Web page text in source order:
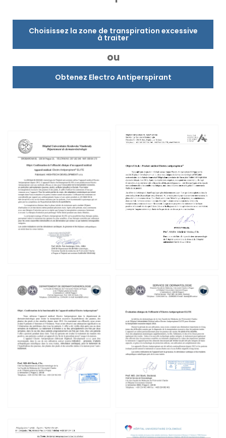
Choisissez la zone de transpiration excessive
à traiter
ou
Obtenez Electro Antiperspirant